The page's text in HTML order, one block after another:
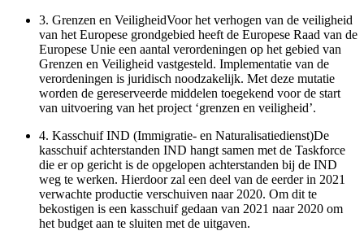
3. Grenzen en VeiligheidVoor het verhogen van de veiligheid
van het Europese grondgebied heeft de Europese Raad van de
Europese Unie een aantal verordeningen op het gebied van
Grenzen en Veiligheid vastgesteld. Implementatie van de
verordeningen is juridisch noodzakelijk. Met deze mutatie
worden de gereserveerde middelen toegekend voor de start
van uitvoering van het project ‘grenzen en veiligheid’.
4. Kasschuif IND (Immigratie- en Naturalisatiedienst)De
kasschuif achterstanden IND hangt samen met de Taskforce
die er op gericht is de opgelopen achterstanden bij de IND
weg te werken. Hierdoor zal een deel van de eerder in 2021
verwachte productie verschuiven naar 2020. Om dit te
bekostigen is een kasschuif gedaan van 2021 naar 2020 om
het budget aan te sluiten met de uitgaven.